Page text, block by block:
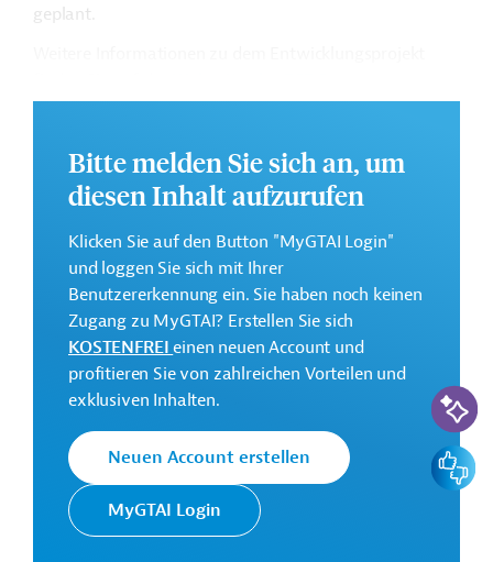
geplant.
Regularien und praktische Hinweise zur
Geschäftsanbahnung.
Geberbeitrag:
1 Million Pfund Sterling
Kontaktadresse
Ministerium für
Auswärtiges,
Commonwealth
Das FCDO entstand 2020 aus
der Fusion der Ministerien für
Entwicklungszusammenarbeit und
für Auswärtiges & Commonwealth.
Der Zusammenschluss hat zur
Bitte melden Sie sich an, um
diesen Inhalt aufzurufen
Klicken Sie auf den Button "MyGTAI Login"
und loggen Sie sich mit Ihrer
Benutzererkennung ein. Sie haben noch keinen
Zugang zu MyGTAI? Erstellen Sie sich
KOSTENFREIeinen neuen Account und
profitieren Sie von zahlreichen Vorteilen und
exklusiven Inhalten.
Neuen Account erstellen
MyGTAI Login
KI-